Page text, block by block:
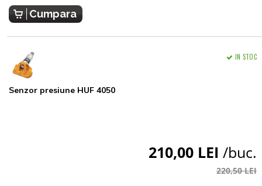
Cumpara
Senzor presiune HUF 4050
IN STOC
210,00 LEI /buc.
220,50 LEI